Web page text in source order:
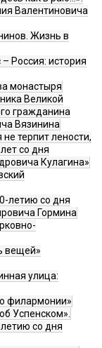
Валентиновича
Жизнь в
Россия: история
монастыря
Великой
гражданина
Вязинина
терпит лености,
со дня
Кулагина»
летию со дня
Гормина
вещей»
улица:
филармонии»
Успенском».
со дня